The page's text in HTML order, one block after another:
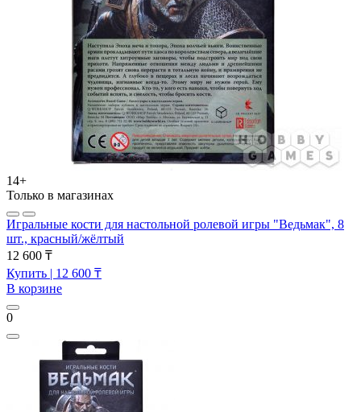
14+
Только в магазинах
Игральные кости для настольной ролевой игры "Ведьмак", 8
шт., красный/жёлтый
12 600 ₸
Купить | 12 600 ₸
В корзине
0